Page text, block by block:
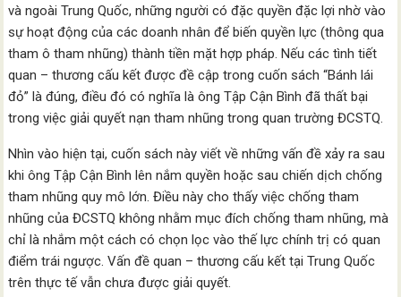
và ngoài Trung Quốc, những người có đặc quyền đặc lợi nhờ vào
sự hoạt động của các doanh nhân để biến quyền lực (thông qua
tham ô tham nhũng) thành tiền mặt hợp pháp. Nếu các tình tiết
quan – thương cấu kết được đề cập trong cuốn sách “Bánh lái
đỏ” là đúng, điều đó có nghĩa là ông Tập Cận Bình đã thất bại
trong việc giải quyết nạn tham nhũng trong quan trường ĐCSTQ.
Nhìn vào hiện tại, cuốn sách này viết về những vấn đề xảy ra sau
khi ông Tập Cận Bình lên nắm quyền hoặc sau chiến dịch chống
tham nhũng quy mô lớn. Điều này cho thấy việc chống tham
nhũng của ĐCSTQ không nhằm mục đích chống tham nhũng, mà
chỉ là nhắm một cách có chọn lọc vào thế lực chính trị có quan
điểm trái ngược. Vấn đề quan – thương cấu kết tại Trung Quốc
trên thực tế vẫn chưa được giải quyết.